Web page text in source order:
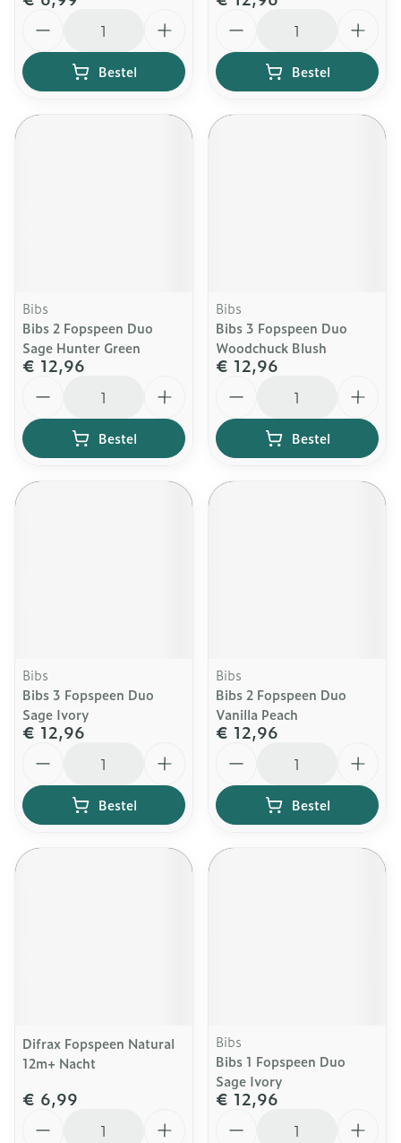
Bestel Bestel
Bibs
Bibs 2 Fopspeen Duo
Sage Hunter Green
€ 12,96
Bestel
Bibs
Bibs 3 Fopspeen Duo
Woodchuck Blush
€ 12,96
Bestel
Bibs
Bibs 3 Fopspeen Duo
Sage Ivory
€ 12,96
Bestel
Bibs
Bibs 2 Fopspeen Duo
Vanilla Peach
€ 12,96
Bestel
Difrax Fopspeen Natural
12m+ Nacht
€ 6,99
Bibs
Bibs 1 Fopspeen Duo
Sage Ivory
€ 12,96